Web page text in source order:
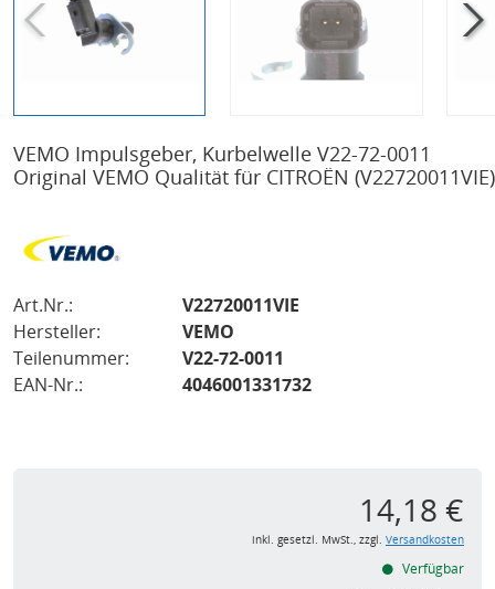
VEMO Impulsgeber, Kurbelwelle V22-72-0011
Original VEMO Qualität für CITROËN (V22720011VIE)
Art.Nr.:
V22720011VIE
Hersteller:
VEMO
Teilenummer:
V22-72-0011
EAN-Nr.:
4046001331732
14,18 €
inkl. gesetzl. MwSt., zzgl. Versandkosten
Verfügbar